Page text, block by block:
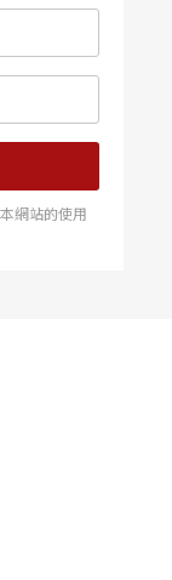
網站的使用